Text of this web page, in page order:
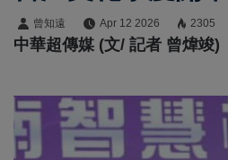
長邀民共賞「內海
戲」
曾知遠 Apr 12 2026 2305
中華超傳媒 (文/ 記者 曾煒竣)